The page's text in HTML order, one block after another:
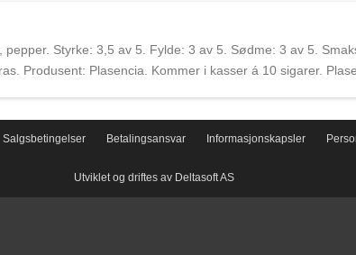
Honduras. I dag drives produksjonen av far og sønn Nestor
Styrke: 3,5 av 5. Fylde: 3 av 5. Sødme: 3 av 5.
Produsent: Plasencia. Kommer i kasser á 10 sigarer.
Salgsbetingelser Betalingsansvar Informasjonskapsler
Utviklet og driftes av Deltasoft AS